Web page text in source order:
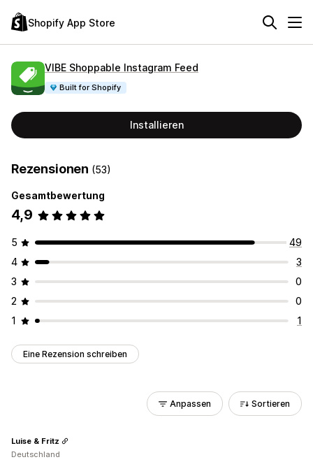
Shopify App Store
VIBE Shoppable Instagram Feed
Built for Shopify
Installieren
Rezensionen (53)
Gesamtbewertung
4,9
5
49
4
3
3
0
2
0
1
1
Eine Rezension schreiben
Anpassen Sortieren
Luise & Fritz
Deutschland